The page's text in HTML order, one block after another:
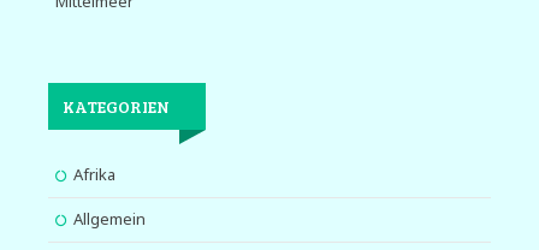
KATEGORIEN
Afrika
Allgemein